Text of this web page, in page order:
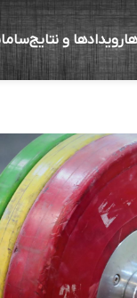
رویدادها و نتایج
تیم ملی